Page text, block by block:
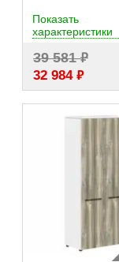
39 581₽
32 984 ₽
Показать
характеристики